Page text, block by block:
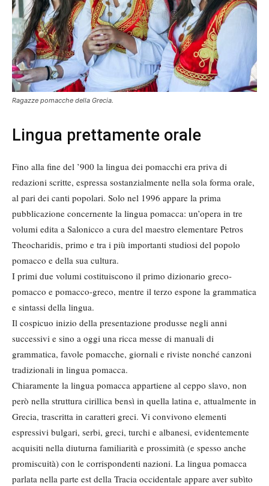
Ragazze pomacche della Grecia.
Lingua prettamente orale
Fino alla fine del ’900 la lingua dei pomacchi era priva di
redazioni scritte, espressa sostanzialmente nella sola forma orale,
al pari dei canti popolari. Solo nel 1996 appare la prima
pubblicazione concernente la lingua pomacca: un’opera in tre
volumi edita a Salonicco a cura del maestro elementare Petros
Theocharidis, primo e tra i più importanti studiosi del popolo
pomacco e della sua cultura.
I primi due volumi costituiscono il primo dizionario greco-
pomacco e pomacco-greco, mentre il terzo espone la grammatica
e sintassi della lingua.
Il cospicuo inizio della presentazione produsse negli anni
successivi e sino a oggi una ricca messe di manuali di
grammatica, favole pomacche, giornali e riviste nonché canzoni
tradizionali in lingua pomacca.
Chiaramente la lingua pomacca appartiene al ceppo slavo, non
però nella struttura cirillica bensì in quella latina e, attualmente in
Grecia, trascritta in caratteri greci. Vi convivono elementi
espressivi bulgari, serbi, greci, turchi e albanesi, evidentemente
acquisiti nella diuturna familiarità e prossimità (e spesso anche
promiscuità) con le corrispondenti nazioni. La lingua pomacca
parlata nella parte est della Tracia occidentale appare aver subìto